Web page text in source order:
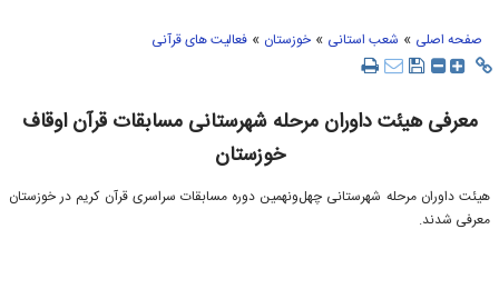
صفحه اصلی » شعب استانی » خوزستان » فعالیت های قرآنی
معرفی هیئت داوران مرحله شهرستانی مسابقات قرآن اوقاف
خوزستان
هیئت داوران مرحله شهرستانی چهل‌ونهمین دوره مسابقات سراسری قرآن کریم در خوزستان
معرفی شدند.